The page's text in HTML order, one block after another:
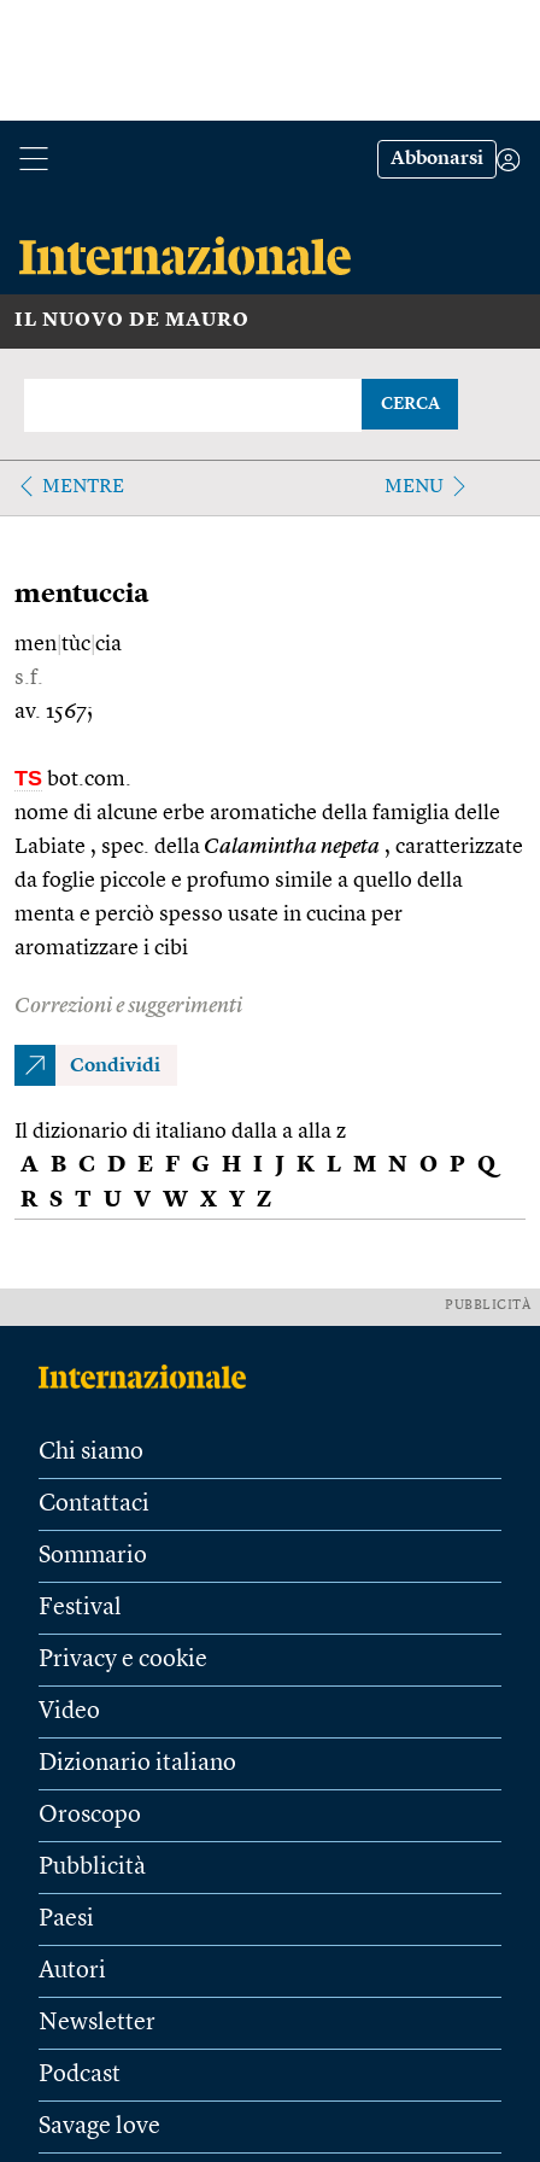
Abbonarsi
IL NUOVO DE MAURO
CERCA
MENTRE MENU
mentuccia
men tùc cia
s.f.
av. 1567;
TS bot.com.
nome di alcune erbe aromatiche della famiglia delle
Labiate , spec. della Calamintha nepeta , caratterizzate
da foglie piccole e profumo simile a quello della
menta e perciò spesso usate in cucina per
aromatizzare i cibi
Correzioni e suggerimenti
Condividi
Il dizionario di italiano dalla a alla z
A B C D E F G H I J K L M N O P Q
R S T U V W X Y Z
PUBBLICITÀ
Chi siamo
Contattaci
Sommario
Festival
Privacy e cookie
Video
Dizionario italiano
Oroscopo
Pubblicità
Paesi
Autori
Newsletter
Podcast
Savage love